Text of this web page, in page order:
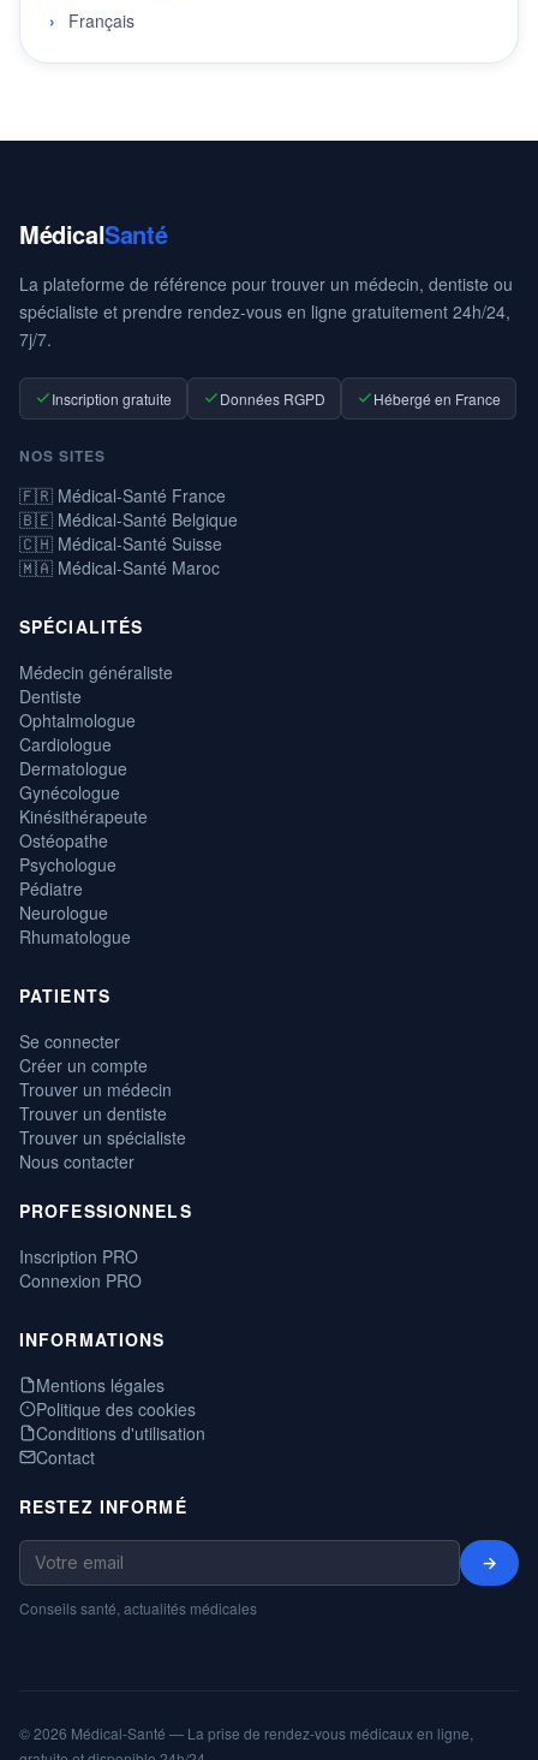
Français
MédicalSanté
La plateforme de référence pour trouver un médecin, dentiste ou
spécialiste et prendre rendez-vous en ligne gratuitement 24h/24,
7j/7.
Inscription gratuite Données RGPD Hébergé en France
NOS SITES
🇫🇷 Médical-Santé France
🇧🇪 Médical-Santé Belgique
🇨🇭 Médical-Santé Suisse
🇲🇦 Médical-Santé Maroc
SPÉCIALITÉS
Médecin généraliste
Dentiste
Ophtalmologue
Cardiologue
Dermatologue
Gynécologue
Kinésithérapeute
Ostéopathe
Psychologue
Pédiatre
Neurologue
Rhumatologue
PATIENTS
Se connecter
Créer un compte
Trouver un médecin
Trouver un dentiste
Trouver un spécialiste
Nous contacter
PROFESSIONNELS
Inscription PRO
Connexion PRO
INFORMATIONS
Mentions légales
Politique des cookies
Conditions d'utilisation
Contact
RESTEZ INFORMÉ
→
Conseils santé, actualités médicales
© 2026 Médical-Santé — La prise de rendez-vous médicaux en ligne,